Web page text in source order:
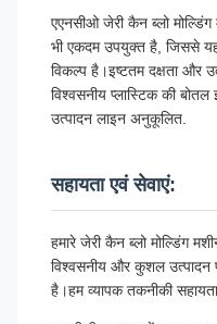
एएनसीओ जेरी कैन ब्लो
भी एकदम उपयुक्त है, जिससे
विकल्प है।इष्टतम दक्षता और
विश्वसनीय प्लास्टिक की
उत्पादन लाइन अनुकूलित.
सहायता एवं सेवाएं:
हमारे जेरी कैन ब्लो मोल्डिंग
विश्वसनीय और कुशल उत्पादन
है।हम व्यापक तकनीकी